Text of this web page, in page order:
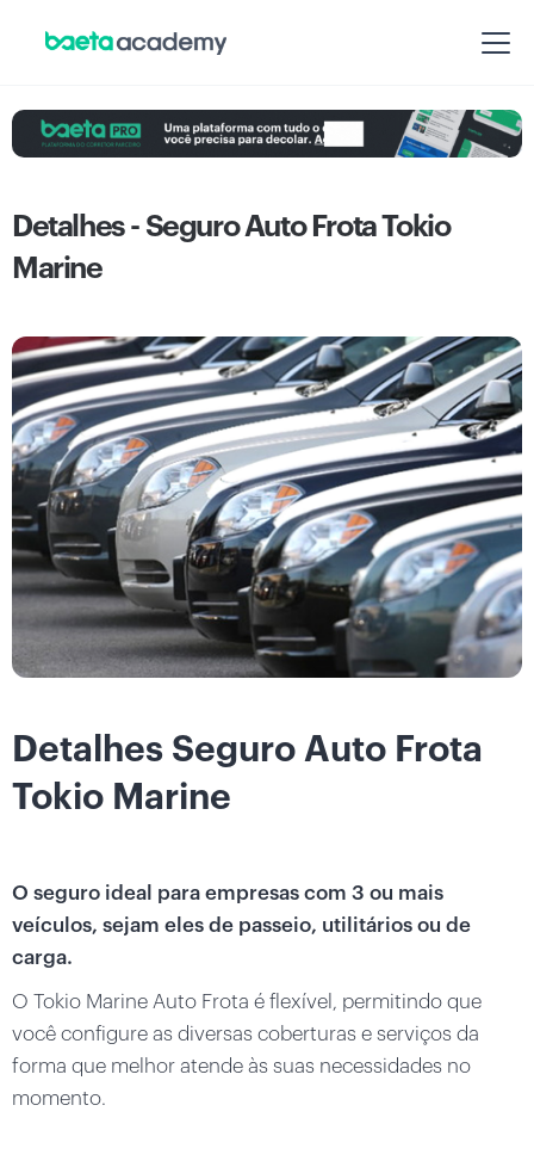
Detalhes - Seguro Auto Frota Tokio
Marine
Detalhes Seguro Auto Frota
Tokio Marine
O seguro ideal para empresas com 3 ou mais
veículos, sejam eles de passeio, utilitários ou de
carga.
O Tokio Marine Auto Frota é flexível, permitindo que
você configure as diversas coberturas e serviços da
forma que melhor atende às suas necessidades no
momento.